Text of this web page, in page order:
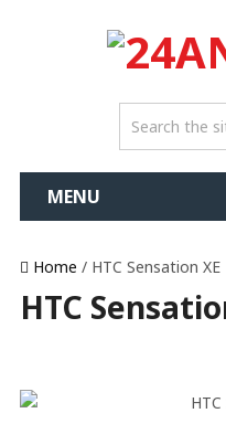
MENU
Home / HTC Sensation XE
HTC